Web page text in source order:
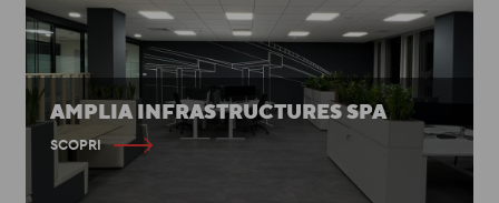
AMPLIA INFRASTRUCTURES SPA
SCOPRI